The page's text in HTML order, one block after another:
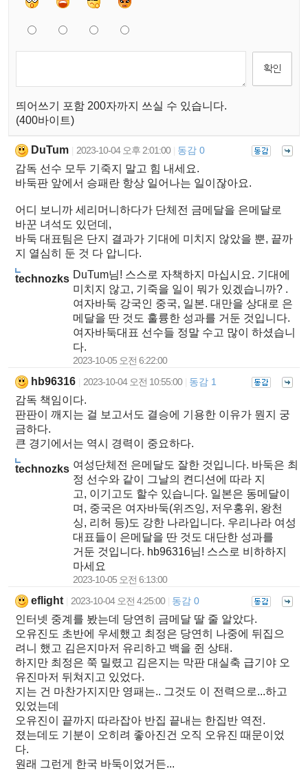
띄어쓰기 포함 200자까지 쓰실 수 있습니다.
(400바이트)
DuTum 2023-10-04 오후 2:01:00 동감 0
감독 선수 모두 기죽지 말고 힘 내세요.
바둑판 앞에서 승패란 항상 일어나는 일이잖아요.
어디 보니까 세리머니하다가 단체전 금메달을 은메달로
바꾼 녀석도 있던데,
바둑 대표팀은 단지 결과가 기대에 미치지 않았을 뿐, 끝까
지 열심히 둔 것 다 압니다.
technozks DuTum님! 스스로 자책하지 마십시요. 기대에
미치지 않고, 기죽을 일이 뭐가 있겠습니까? .
여자바둑 강국인 중국, 일본. 대만을 상대로 은
메달을 딴 것도 훌륭한 성과를 거둔 것입니다.
여자바둑대표 선수들 정말 수고 많이 하셨습니
다.
2023-10-05 오전 6:22:00
hb96316 2023-10-04 오전 10:55:00 동감 1
감독 책임이다.
판판이 깨지는 걸 보고서도 결승에 기용한 이유가 뭔지 궁
금하다.
큰 경기에서는 역시 경력이 중요하다.
technozks 여성단체전 은메달도 잘한 것입니다. 바둑은 최
정 선수와 같이 그날의 켠디션에 따라 지
고, 이기고도 할수 있습니다. 일본은 동메달이
며, 중국은 여자바둑(위즈잉, 저우홍위, 왕천
싱, 리허 등)도 강한 나라입니다. 우리나라 여성
대표들이 은메달을 딴 것도 대단한 성과를
거둔 것입니다. hb96316님! 스스로 비하하지
마세요
2023-10-05 오전 6:13:00
eflight 2023-10-04 오전 4:25:00 동감 0
인터넷 중계를 봤는데 당연히 금메달 딸 줄 알았다.
오유진도 초반에 우세했고 최정은 당연히 나중에 뒤집으
려니 했고 김은지마저 유리하고 백을 쥔 상태.
하지만 최정은 쭉 밀렸고 김은지는 막판 대실축 급기야 오
유진마저 뒤쳐지고 있었다.
지는 건 마찬가지지만 영패는.. 그것도 이 전력으로...하고
있었는데
오유진이 끝까지 따라잡아 반집 끝내는 한집반 역전.
졌는데도 기분이 오히려 좋아진건 오직 오유진 때문이었
다.
원래 그런게 한국 바둑이었거든...